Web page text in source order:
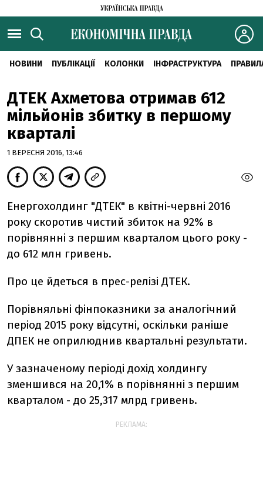
НОВИНИ ПУБЛІКАЦІЇ КОЛОНКИ ІНФРАСТРУКТУРА
ДТЕК Ахметова отримав 612
мільйонів збитку в першому
кварталі
1 ВЕРЕСНЯ 2016, 13:46
Енергохолдинг "ДТЕК" в квітні-червні 2016
року скоротив чистий збиток на 92% в
порівнянні з першим кварталом цього року -
до 612 млн гривень.
Про це йдеться в прес-релізі ДТЕК.
Порівняльні фінпоказники за аналогічний
період 2015 року відсутні, оскільки раніше
ДПЕК не оприлюднив квартальні результати.
У зазначеному періоді дохід холдингу
зменшився на 20,1% в порівнянні з першим
кварталом - до 25,317 млрд гривень.
РЕКЛАМА: